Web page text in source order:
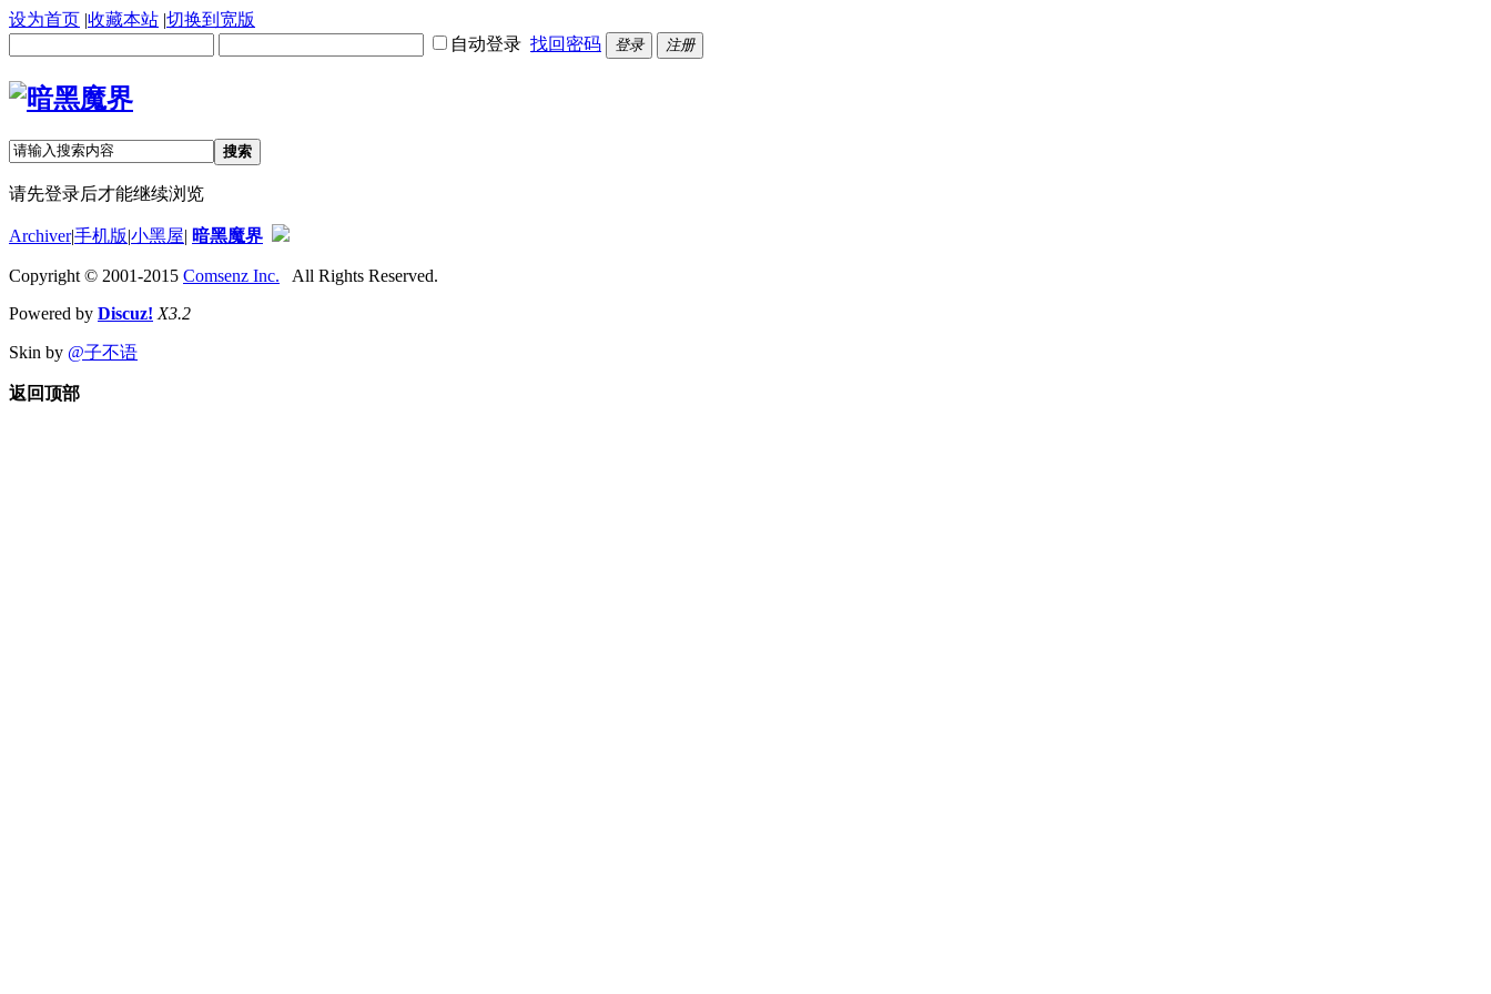
设为首页 |收藏本站 |切换到宽版
自动登录 找回密码 登录 注册
搜索
请先登录后才能继续浏览
Archiver|手机版|小黑屋| 暗黑魔界
Copyright © 2001-2015 Comsenz Inc. All Rights Reserved.
Powered by Discuz! X3.2
Skin by @子不语
返回顶部